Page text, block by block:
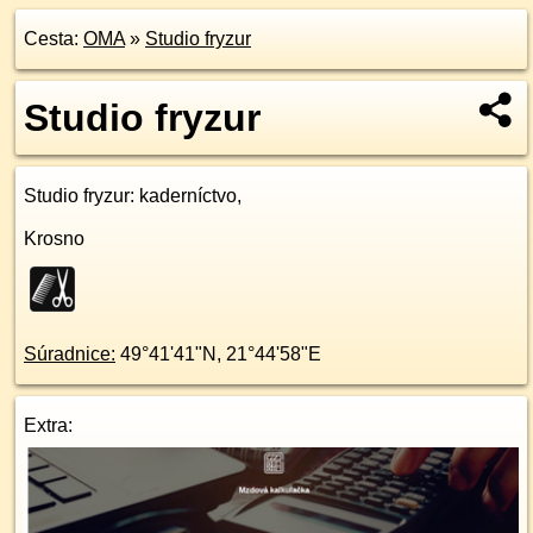
Cesta: OMA» Studio fryzur
Studio fryzur
Studio fryzur: kaderníctvo,
Krosno
Súradnice: 49°41'41"N , 21°44'58"E
Extra: